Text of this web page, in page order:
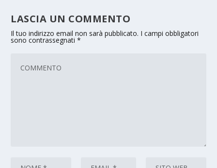
LASCIA UN COMMENTO
Il tuo indirizzo email non sarà pubblicato. I campi obbligatori
sono contrassegnati*